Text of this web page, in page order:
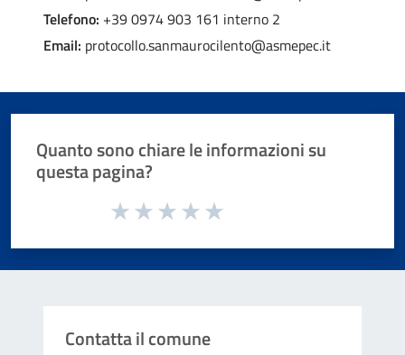
Telefono: +39 0974 903 161 interno 2
Email: protocollo.sanmaurocilento@asmepec.it
Quanto sono chiare le informazioni su
questa pagina?
Valuta da 1 a 5 stelle la pagina
Contatta il comune